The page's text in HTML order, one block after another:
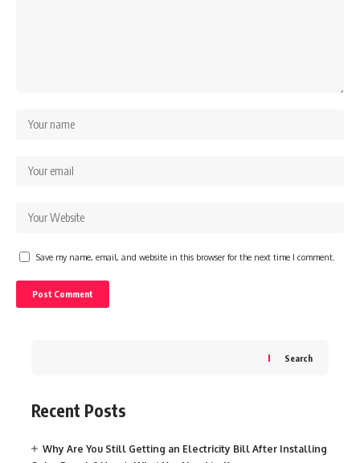
Save my name, email, and website in this browser for the next time I comment.
Search
Recent Posts
Why Are You Still Getting an Electricity Bill After Installing